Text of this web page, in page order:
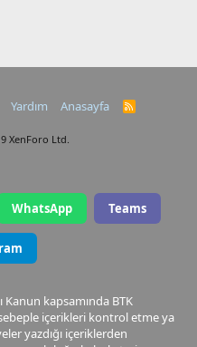
Yardım Anasayfa
R
XenForo Ltd.
WhatsApp Teams
Kanun kapsamında BTK
sebeple içerikleri kontrol etme ya
yazdığı içeriklerden